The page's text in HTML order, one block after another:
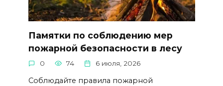
Памятки по соблюдению мер
пожарной безопасности в лесу
0 74 6 июля, 2026
Соблюдайте правила пожарной